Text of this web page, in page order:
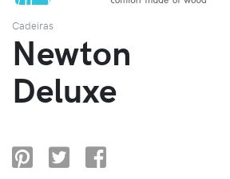
Cadeiras
Newton
Deluxe